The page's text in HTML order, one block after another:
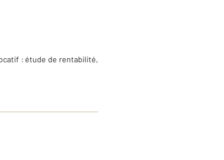
: étude de rentabilité,